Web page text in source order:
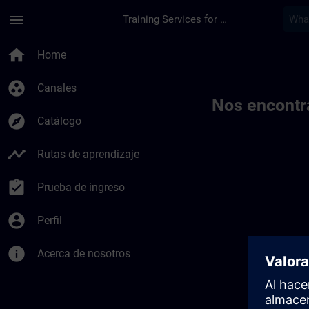
menu Training Services for Digital Industries
home Home
group_work Canales
explore Catálogo
timeline Rutas de aprendizaje
assignment_turned_in Prueba de ingreso
account_circle Perfil
info Acerca de nosotros
Nos